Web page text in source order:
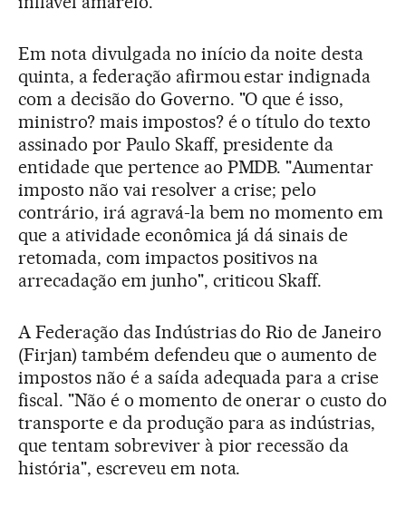
Em nota divulgada no início da noite desta
quinta, a federação afirmou estar indignada
com a decisão do Governo. "O que é isso,
ministro? mais impostos? é o título do texto
assinado por Paulo Skaff, presidente da
entidade que pertence ao PMDB. "Aumentar
imposto não vai resolver a crise; pelo
contrário, irá agravá-la bem no momento em
que a atividade econômica já dá sinais de
retomada, com impactos positivos na
arrecadação em junho", criticou Skaff.
A Federação das Indústrias do Rio de Janeiro
(Firjan) também defendeu que o aumento de
impostos não é a saída adequada para a crise
fiscal. "Não é o momento de onerar o custo do
transporte e da produção para as indústrias,
que tentam sobreviver à pior recessão da
história", escreveu em nota.